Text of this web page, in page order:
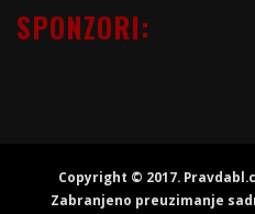
SPONZORI:
Copyright © 2017.
Zabranjeno preuzimanje